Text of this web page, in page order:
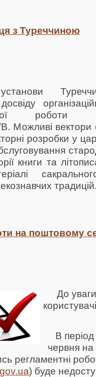
з Туреччиною
установи
Можливі вектори
розробки у
книги та
на поштовому
До уваги
В
червня
регламентні
) буде